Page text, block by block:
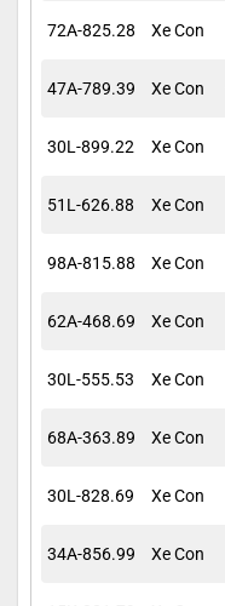
72A-825.28 Xe Con
47A-789.39 Xe Con
30L-899.22 Xe Con
51L-626.88 Xe Con
98A-815.88 Xe Con
62A-468.69 Xe Con
30L-555.53 Xe Con
68A-363.89 Xe Con
30L-828.69 Xe Con
34A-856.99 Xe Con